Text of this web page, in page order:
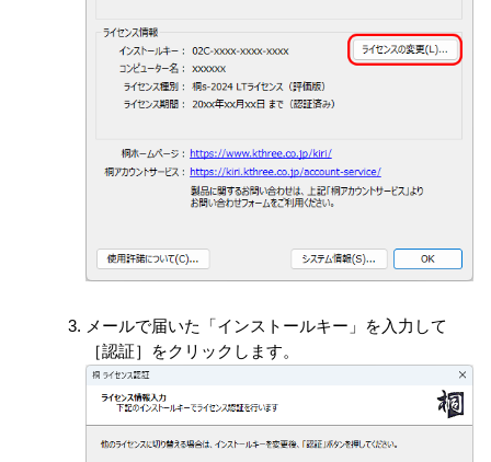
メールで届いた「インストールキー」を入力して
［認証］をクリックします。